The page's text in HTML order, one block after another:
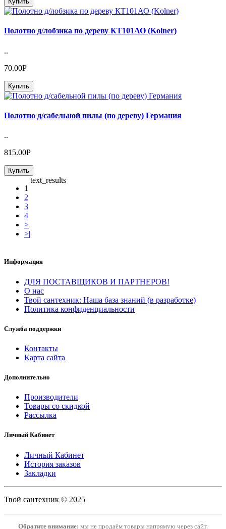
Полотно д/лобзика по дереву КТ101АО (Kolner)
..
70.00Р
Купить
Полотно д/сабельной пилы (по дереву) Германия
..
815.00Р
Купить
1
2
3
4
>
>|
text_results
Информация
ДЛЯ ПОСТАВЩИКОВ И ПАРТНЕРОВ!
О нас
Твой сантехник: Наша база знаний (в разработке)
Политика конфиденциальности
Служба поддержки
Контакты
Карта сайта
Дополнительно
Производители
Товары со скидкой
Рассылка
Личный Кабинет
Личный Кабинет
История заказов
Закладки
Твой сантехник © 2025
Обратите внимание: мы не продаём товары напрямую через сайт.